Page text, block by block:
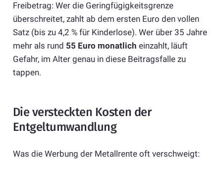
Freibetrag: Wer die Geringfügigkeitsgrenze
überschreitet, zahlt ab dem ersten Euro den vollen
Satz (bis zu 4,2 % für Kinderlose). Wer über 35 Jahre
mehr als rund 55 Euro monatlich einzahlt, läuft
Gefahr, im Alter genau in diese Beitragsfalle zu
tappen.
Die versteckten Kosten der
Entgeltumwandlung
Was die Werbung der Metallrente oft verschweigt: